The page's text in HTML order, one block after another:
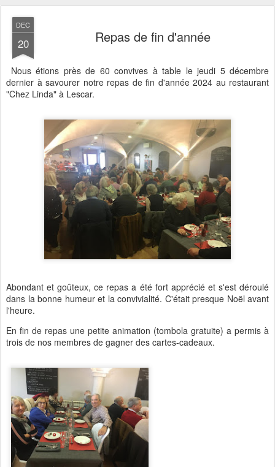
DEC
20 Repas de fin d'année
Nous étions près de 60 convives à table le jeudi 5 décembre
dernier à savourer notre repas de fin d'année 2024 au restaurant
"Chez Linda" à Lescar.
Abondant et goûteux, ce repas a été fort apprécié et s'est déroulé
dans la bonne humeur et la convivialité. C'était presque Noël avant
l'heure.
En fin de repas une petite animation (tombola gratuite) a permis à
trois de nos membres de gagner des cartes-cadeaux.